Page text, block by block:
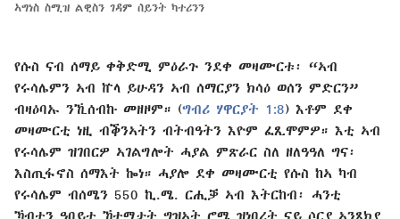
ኣግነስ ስሚዝ ልዊስን ገዳም ሰይንት ካተሪንን
የሱስ ናብ ሰማይ ቀቅድሚ ምዕራጉ ንደቀ መዛሙርቱ፡ “ኣብ
የሩሳሌምን ኣብ ኵላ ይሁዳን ኣብ ሰማርያን ክሳዕ ወሰን ምድርን”
ብዛዕባኡ ንኺሰብኩ መዘዞም። (ግብሪ ሃዋርያት 1:8) እቶም ደቀ
መዛሙርቲ ነዚ ብቕንኣትን ብትብዓትን እዮም ፈጺሞምዎ። እቲ ኣብ
የሩሳሌም ዝገበርዎ ኣገልግሎት ሓያል ምጽራር ስለ ዘለዓዓለ ግና፡
እስጢፋኖስ ሰማእት ኰነ። ሓያሎ ደቀ መዛሙርቲ የሱስ ከኣ ካብ
የሩሳሌም ብሰሜን 550 ኪ.ሜ. ርሒቓ ኣብ እትርከብ፡ ሓንቲ
ኻብተን ዓበይቲ ኸተማታት ግዝኣት ሮሜ ዝነበረት ናይ ሶርያ ኣንጾክያ